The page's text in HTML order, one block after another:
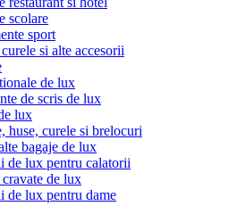
scolare
sport
si alte accesorii
de lux
de scris de lux
lux
huse, curele si brelocuri
bagaje de lux
de lux pentru calatorii
de lux
de lux pentru dame